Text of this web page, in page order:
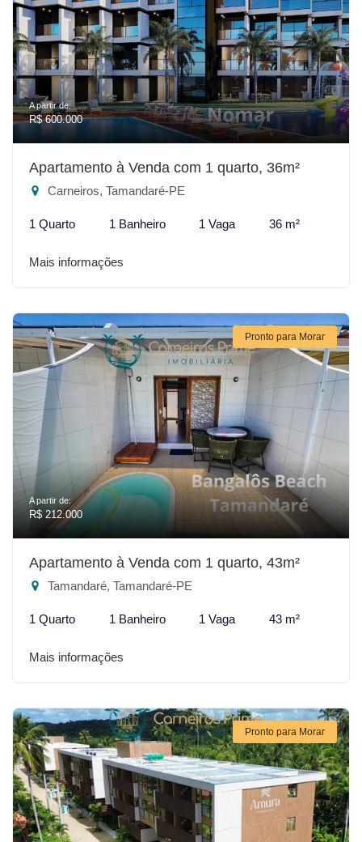
A partir de:
R$ 600.000
Apartamento à Venda com 1 quarto, 36m²
Carneiros, Tamandaré-PE
1 Quarto 1 Banheiro 1 Vaga 36 m²
Mais informações
Pronto para Morar
A partir de:
R$ 212.000
Apartamento à Venda com 1 quarto, 43m²
Tamandaré, Tamandaré-PE
1 Quarto 1 Banheiro 1 Vaga 43 m²
Mais informações
Pronto para Morar